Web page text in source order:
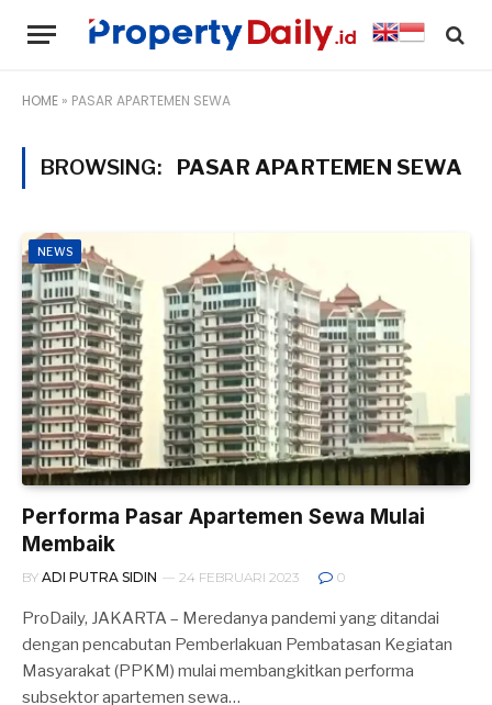
HOME » PASAR APARTEMEN SEWA
BROWSING: PASAR APARTEMEN SEWA
NEWS
Performa Pasar Apartemen Sewa Mulai
Membaik
BY ADI PUTRA SIDIN 24 FEBRUARI 2023 0
ProDaily, JAKARTA – Meredanya pandemi yang ditandai
dengan pencabutan Pemberlakuan Pembatasan Kegiatan
Masyarakat (PPKM) mulai membangkitkan performa
subsektor apartemen sewa…